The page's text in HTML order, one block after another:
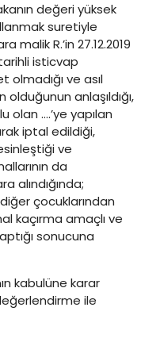
değeri yüksek
suretiyle
malik R.’in 27.12.2019
isticvap
olmadığı ve asıl
anlaşıldığı,
olan ….’ye yapılan
iptal edildiği,
ve
da
alındığında;
çocuklarından
kaçırma amaçlı ve
sonucuna
kabulüne karar
ile